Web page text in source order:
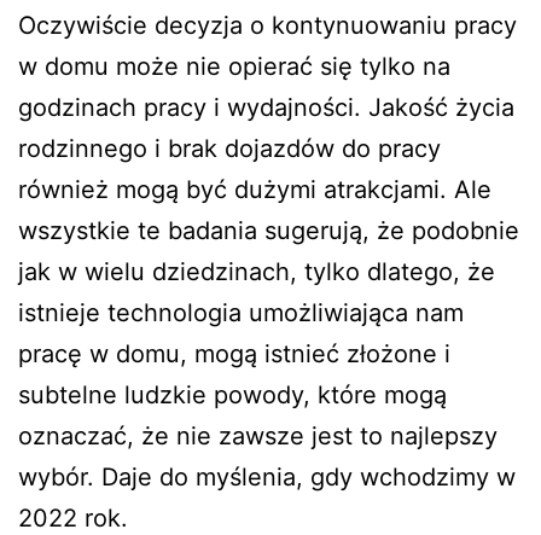
Oczywiście decyzja o kontynuowaniu pracy
w domu może nie opierać się tylko na
godzinach pracy i wydajności. Jakość życia
rodzinnego i brak dojazdów do pracy
również mogą być dużymi atrakcjami. Ale
wszystkie te badania sugerują, że podobnie
jak w wielu dziedzinach, tylko dlatego, że
istnieje technologia umożliwiająca nam
pracę w domu, mogą istnieć złożone i
subtelne ludzkie powody, które mogą
oznaczać, że nie zawsze jest to najlepszy
wybór. Daje do myślenia, gdy wchodzimy w
2022 rok.